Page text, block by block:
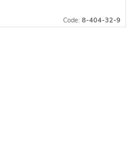
Code: 8-404-32-9